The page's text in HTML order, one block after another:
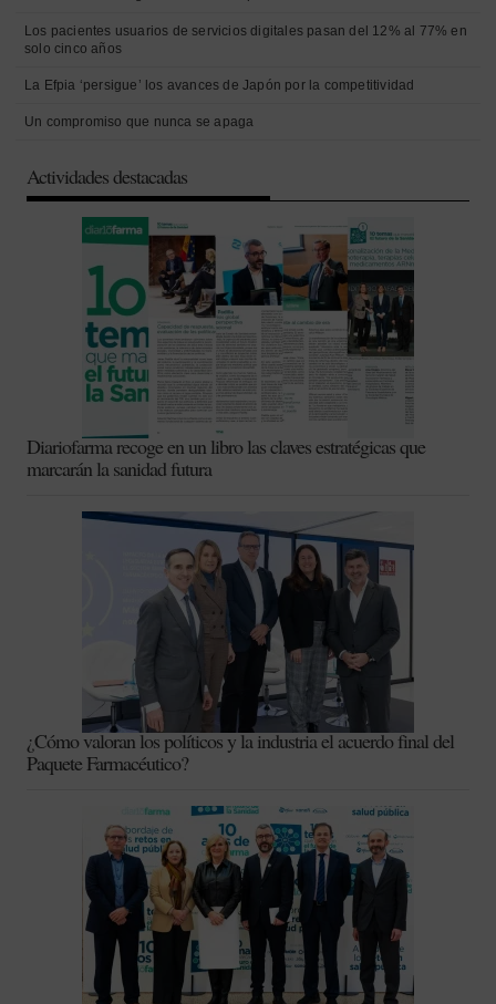
Los pacientes usuarios de servicios digitales pasan del 12% al 77% en
solo cinco años
La Efpia ‘persigue’ los avances de Japón por la competitividad
Un compromiso que nunca se apaga
Actividades destacadas
Diariofarma recoge en un libro las claves estratégicas que
marcarán la sanidad futura
¿Cómo valoran los políticos y la industria el acuerdo final del
Paquete Farmacéutico?